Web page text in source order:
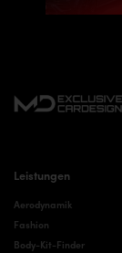
Leistungen
Aerodynamik
Fashion
Body-Kit-Finder